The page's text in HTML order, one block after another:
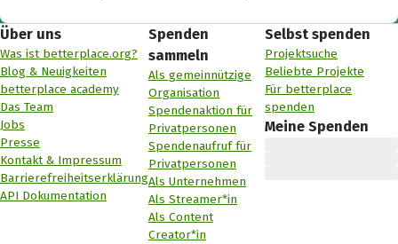
Über uns
Was ist betterplace.org?
Blog & Neuigkeiten
betterplace academy
Das Team
Jobs
Presse
Kontakt & Impressum
Barrierefreiheitserklärung
API Dokumentation
Spenden
sammeln
Als gemeinnützige
Organisation
Spendenaktion für
Privatpersonen
Spendenaufruf für
Privatpersonen
Als Unternehmen
Als Streamer*in
Als Content
Creator*in
Selbst spenden
Projektsuche
Beliebte Projekte
Für betterplace
spenden
Meine Spenden